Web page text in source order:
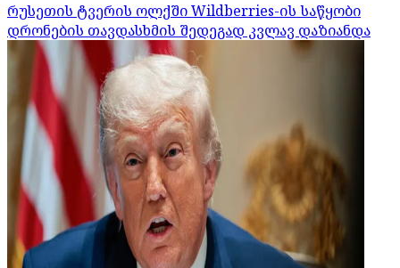
რუსეთის ტვერის ოლქში Wildberries-ის საწყობი
დრონების თავდასხმის შედეგად კვლავ დაზიანდა